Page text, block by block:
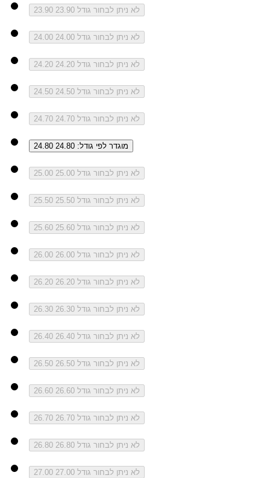
23.90 לא ניתן לבחור גודל 23.90
24.00 לא ניתן לבחור גודל 24.00
24.20 לא ניתן לבחור גודל 24.20
24.50 לא ניתן לבחור גודל 24.50
24.70 לא ניתן לבחור גודל 24.70
24.80 מוגדר לפי גודל: 24.80
25.00 לא ניתן לבחור גודל 25.00
25.50 לא ניתן לבחור גודל 25.50
25.60 לא ניתן לבחור גודל 25.60
26.00 לא ניתן לבחור גודל 26.00
26.20 לא ניתן לבחור גודל 26.20
26.30 לא ניתן לבחור גודל 26.30
26.40 לא ניתן לבחור גודל 26.40
26.50 לא ניתן לבחור גודל 26.50
26.60 לא ניתן לבחור גודל 26.60
26.70 לא ניתן לבחור גודל 26.70
26.80 לא ניתן לבחור גודל 26.80
27.00 לא ניתן לבחור גודל 27.00